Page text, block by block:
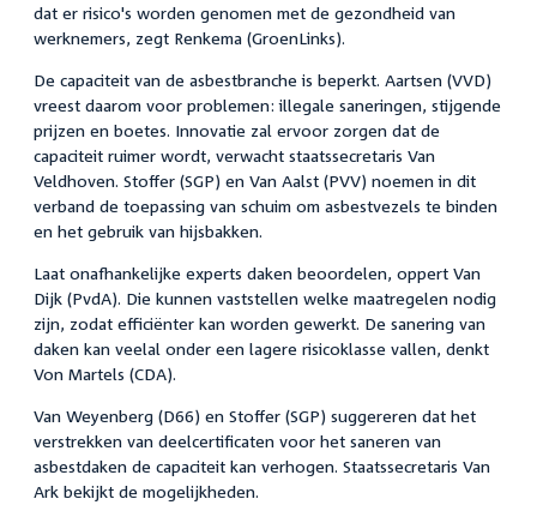
dat er risico's worden genomen met de gezondheid van
werknemers, zegt Renkema (GroenLinks).
De capaciteit van de asbestbranche is beperkt. Aartsen (VVD)
vreest daarom voor problemen: illegale saneringen, stijgende
prijzen en boetes. Innovatie zal ervoor zorgen dat de
capaciteit ruimer wordt, verwacht staatssecretaris Van
Veldhoven. Stoffer (SGP) en Van Aalst (PVV) noemen in dit
verband de toepassing van schuim om asbestvezels te binden
en het gebruik van hijsbakken.
Laat onafhankelijke experts daken beoordelen, oppert Van
Dijk (PvdA). Die kunnen vaststellen welke maatregelen nodig
zijn, zodat efficiënter kan worden gewerkt. De sanering van
daken kan veelal onder een lagere risicoklasse vallen, denkt
Von Martels (CDA).
Van Weyenberg (D66) en Stoffer (SGP) suggereren dat het
verstrekken van deelcertificaten voor het saneren van
asbestdaken de capaciteit kan verhogen. Staatssecretaris Van
Ark bekijkt de mogelijkheden.